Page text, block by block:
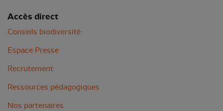
Accès direct
Conseils biodiversité
Espace Presse
Recrutement
Ressources pédagogiques
Nos partenaires